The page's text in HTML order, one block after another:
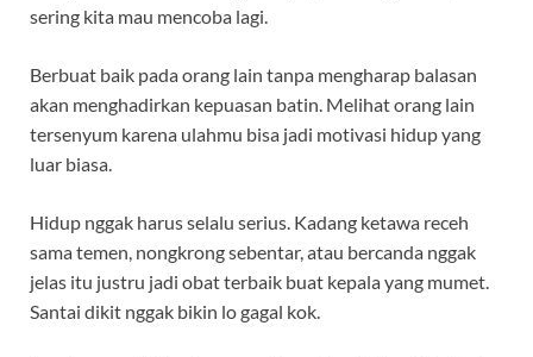
sering kita mau mencoba lagi.
Berbuat baik pada orang lain tanpa mengharap balasan
akan menghadirkan kepuasan batin. Melihat orang lain
tersenyum karena ulahmu bisa jadi motivasi hidup yang
luar biasa.
Hidup nggak harus selalu serius. Kadang ketawa receh
sama temen, nongkrong sebentar, atau bercanda nggak
jelas itu justru jadi obat terbaik buat kepala yang mumet.
Santai dikit nggak bikin lo gagal kok.